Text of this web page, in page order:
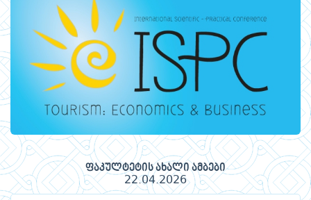
ფაკულტეტის ახალი ამბები
22.04.2026